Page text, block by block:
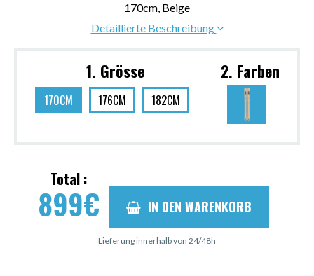
170cm, Beige
Detaillierte Beschreibung
1. Grösse
170CM 176CM 182CM
2. Farben
Total :
899€ IN DEN WARENKORB
Lieferung innerhalb von 24/48h